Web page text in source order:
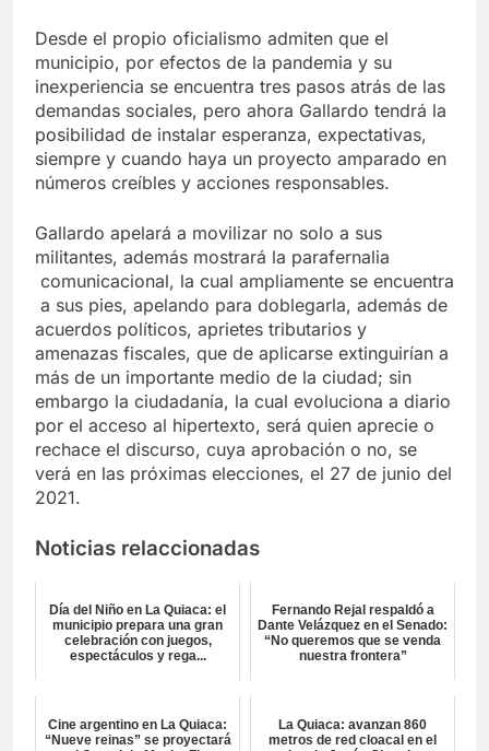
Desde el propio oficialismo admiten que el
municipio, por efectos de la pandemia y su
inexperiencia se encuentra tres pasos atrás de las
demandas sociales, pero ahora Gallardo tendrá la
posibilidad de instalar esperanza, expectativas,
siempre y cuando haya un proyecto amparado en
números creíbles y acciones responsables.
Gallardo apelará a movilizar no solo a sus
militantes, además mostrará la parafernalia
comunicacional, la cual ampliamente se encuentra
a sus pies, apelando para doblegarla, además de
acuerdos políticos, aprietes tributarios y
amenazas fiscales, que de aplicarse extinguirían a
más de un importante medio de la ciudad; sin
embargo la ciudadanía, la cual evoluciona a diario
por el acceso al hipertexto, será quien aprecie o
rechace el discurso, cuya aprobación o no, se
verá en las próximas elecciones, el 27 de junio del
2021.
Noticias relaccionadas
Día del Niño en La Quiaca: el
municipio prepara una gran
celebración con juegos,
espectáculos y rega...
Fernando Rejal respaldó a
Dante Velázquez en el Senado:
“No queremos que se venda
nuestra frontera”
Cine argentino en La Quiaca:
“Nueve reinas” se proyectará
La Quiaca: avanzan 860
metros de red cloacal en el